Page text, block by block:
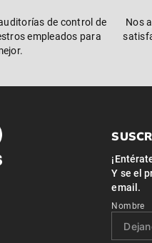
de control de
empleados para
Nos
Y se el
email.
Nombre